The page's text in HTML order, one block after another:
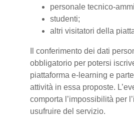
personale tecnico-
studenti;
altri visitatori della
Il conferimento dei dati
obbligatorio per potersi
piattaforma e-learning e
attività in essa proposte.
comporta l’impossibilità per
usufruire del servizio.